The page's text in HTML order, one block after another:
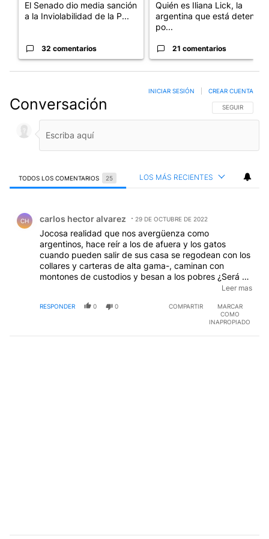
El Senado dio media sanción
a la Inviolabilidad de la P...
32 comentarios
Quién es Iliana Lick, la
argentina que está detenida
po...
21 comentarios
Conversación SIGA ESTA
SEGUIR
INICIAR SESIÓN CREAR CUENTA
TODOS LOS COMENTARIOS 25 LOS MÁS RECIENTES
CH carlos hector alvarez 29 DE OCTUBRE DE 2022
Jocosa realidad que nos avergüenza como
argentinos, hace reír a los de afuera y los gatos
cuando pueden salir de sus casa se regodean con los
collares y carteras de alta gama-, caminan con
montones de custodios y besan a los pobres ¿Será en
señal de agradecimiento, por ser tan necesitados ?
Leer mas
RESPONDER 0 0 COMPARTIR
MARCAR
COMO
INAPROPIADO